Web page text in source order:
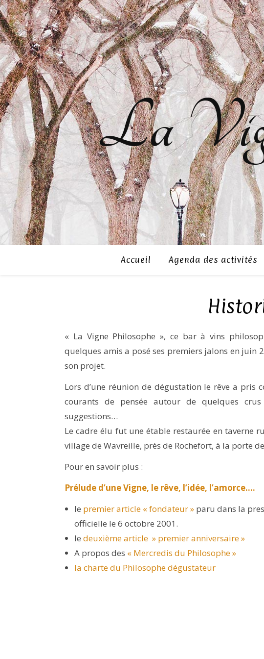
La
Accueil Agenda des activités
« La Vigne Philosophe », ce bar à vins
quelques amis a posé ses premiers jalons en
son projet.
Lors d’une réunion de dégustation le rêve a pris
courants de pensée autour de quelques
suggestions…
Le cadre élu fut une étable restaurée en taverne
village de Wavreille, près de Rochefort, à la porte
Pour en savoir plus :
Prélude d’une Vigne, le rêve, l’idée, l’amorce….
le premier article « fondateur » paru dans la
officielle le 6 octobre 2001.
le deuxième article » premier anniversaire »
A propos des « Mercredis du Philosophe »
la charte du Philosophe dégustateur